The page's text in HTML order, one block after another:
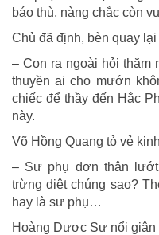
báo thù, nàng chắc còn
Chủ đã định, bèn quay
– Con ra ngoài hỏi thăm
thuyền ai cho mướn
chiếc để thầy đến Hắc
này.
Võ Hồng Quang tỏ vẻ
– Sư phụ đơn thân
trừng diệt chúng sao?
hay là sư phụ…
Hoàng Dược Sư nổi giận